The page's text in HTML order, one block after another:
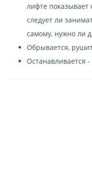
лифте показывает
следует ли
самому, нужно ли
Обрывается,
Останавливается